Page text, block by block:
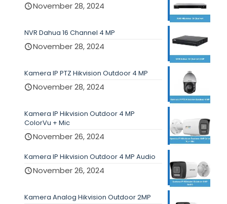
November 28, 2024
NVR Dahua 16 Channel 4 MP
November 28, 2024
Kamera IP PTZ Hikvision Outdoor 4 MP
November 28, 2024
Kamera IP Hikvision Outdoor 4 MP
ColorVu + Mic
November 26, 2024
Kamera IP Hikvision Outdoor 4 MP Audio
November 26, 2024
Kamera Analog Hikvision Outdoor 2MP